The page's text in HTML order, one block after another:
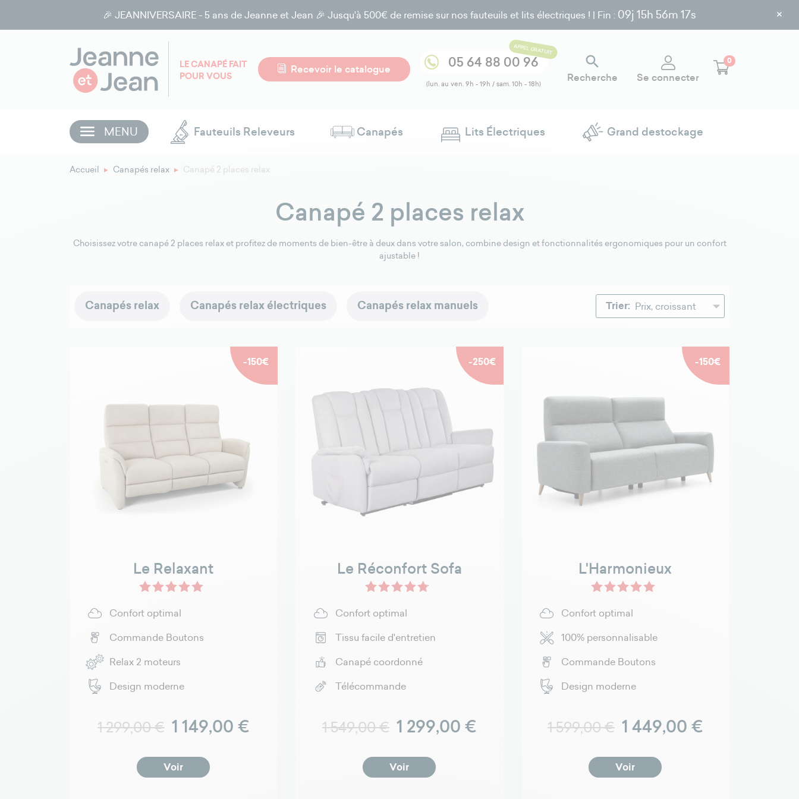
🎉 JEANNIVERSAIRE - 5 ans de Jeanne et Jean 🎉 Jusqu'à 500€ de remise sur nos fauteuils et lits électriques ! | Fin : 09j 15h 56m 16s ×
LE CANAPÉ FAIT
POUR VOUS
Recevoir le catalogue
APPEL GRATUIT
05 64 88 00 96
(lun. au ven. 9h - 19h / sam. 10h - 18h)

Recherche Se connecter
0
MENU Fauteuils Releveurs Canapés Lits Électriques Grand destockage
Accueil Canapés relax Canapé 2 places relax
Canapé 2 places relax
Choisissez votre canapé 2 places relax et profitez de moments de bien-être à deux dans votre salon, combine design et fonctionnalités ergonomiques pour un confort
ajustable !
Canapés relax Canapés relax électriques Canapés relax manuels Trier:
Beige - New Nubuck
Gris Anthracite - New Nubuck
Le Relaxant
Confort optimal
Commande Boutons
Relax 2 moteurs
Design moderne
Prix normal
1 299,00 € Prix
1 149,00 €
Voir
-150€
Le Réconfort Sofa
Confort optimal
Tissu facile d'entretien
Canapé coordonné
Télécommande
Prix normal
1 549,00 € Prix
1 299,00 €
Voir
-250€
Moutarde R++
Gris clair - R++
Taupe - R++Rose - R++
L'Harmonieux
Confort optimal
100% personnalisable
Commande Boutons
Design moderne
Prix normal
1 599,00 € Prix
1 449,00 €
Voir
-150€